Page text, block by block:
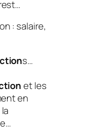
s…
et les
en